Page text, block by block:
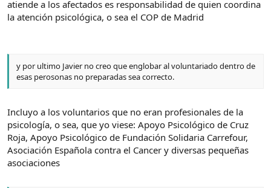
atiende a los afectados es responsabilidad de quien coordina
la atención psicológica, o sea el COP de Madrid
y por ultimo Javier no creo que englobar al voluntariado dentro de
esas perosonas no preparadas sea correcto.
Incluyo a los voluntarios que no eran profesionales de la
psicología, o sea, que yo viese: Apoyo Psicológico de Cruz
Roja, Apoyo Psicológico de Fundación Solidaria Carrefour,
Asociación Española contra el Cancer y diversas pequeñas
asociaciones